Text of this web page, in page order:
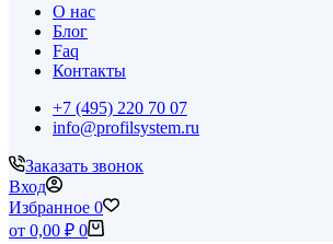
О нас
Блог
Faq
Контакты
+7 (495) 220 70 07
info@profilsystem.ru
Заказать звонок
Вход
Избранное 0
Корзина
от 0,00 ₽ 0